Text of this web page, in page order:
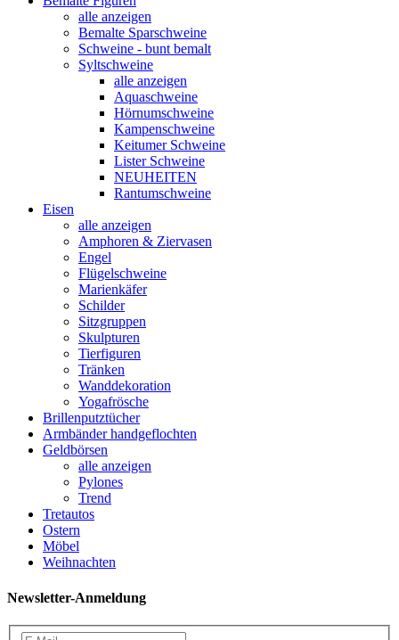
alle anzeigen
Bemalte Sparschweine
Schweine - bunt bemalt
Syltschweine
alle anzeigen
Aquaschweine
Hörnumschweine
Kampenschweine
Keitumer Schweine
Lister Schweine
NEUHEITEN
Rantumschweine
Eisen
alle anzeigen
Amphoren & Ziervasen
Engel
Flügelschweine
Marienkäfer
Schilder
Sitzgruppen
Skulpturen
Tierfiguren
Tränken
Wanddekoration
Yogafrösche
Brillenputztücher
Armbänder handgeflochten
Geldbörsen
alle anzeigen
Pylones
Trend
Tretautos
Ostern
Möbel
Weihnachten
Newsletter-Anmeldung